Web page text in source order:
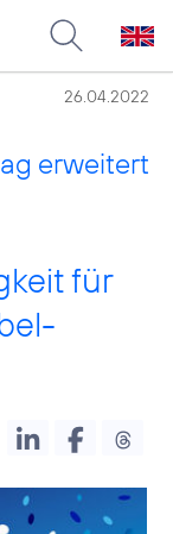
26.04.2022
erweitert
für